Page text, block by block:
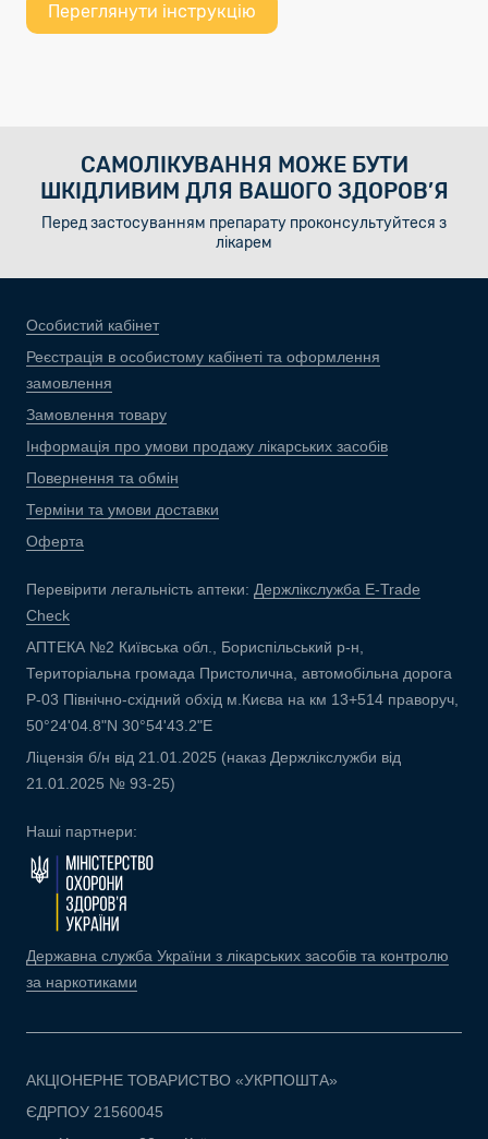
Переглянути інструкцію
САМОЛІКУВАННЯ МОЖЕ БУТИ
ШКІДЛИВИМ ДЛЯ ВАШОГО ЗДОРОВ’Я
Перед застосуванням препарату проконсультуйтеся з
лікарем
Особистий кабінет
Реєстрація в особистому кабінеті та оформлення
замовлення
Замовлення товару
Інформація про умови продажу лікарських засобів
Повернення та обмін
Терміни та умови доставки
Оферта
Перевірити легальність аптеки: Держлікслужба E-Trade
Check
АПТЕКА №2 Київська обл., Бориспільський р-н,
Територіальна громада Пристолична, автомобільна дорога
Р-03 Північно-східний обхід м.Києва на км 13+514 праворуч,
50°24'04.8"N 30°54'43.2"E
Ліцензія б/н від 21.01.2025 (наказ Держлікслужби від
21.01.2025 № 93-25)
Наші партнери:
Державна служба України з лікарських засобів та контролю
за наркотиками
АКЦІОНЕРНЕ ТОВАРИСТВО «УКРПОШТА»
ЄДРПОУ 21560045